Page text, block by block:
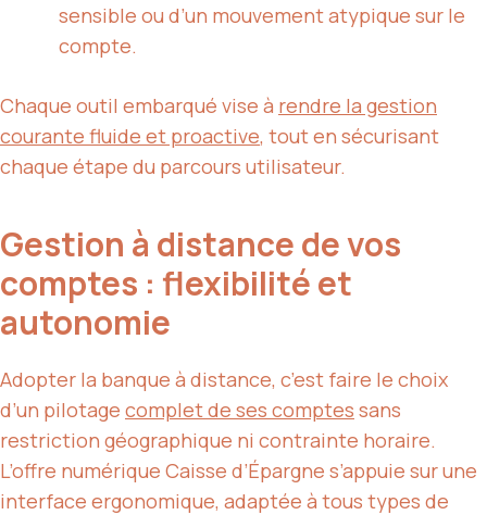
sensible ou d’un mouvement atypique sur le
compte.
Chaque outil embarqué vise à rendre la gestion
courante fluide et proactive, tout en sécurisant
chaque étape du parcours utilisateur.
Gestion à distance de vos
comptes : flexibilité et
autonomie
Adopter la banque à distance, c’est faire le choix
d’un pilotage complet de ses comptes sans
restriction géographique ni contrainte horaire.
L’offre numérique Caisse d’Épargne s’appuie sur une
interface ergonomique, adaptée à tous types de